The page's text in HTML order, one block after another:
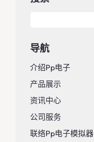
导航
介绍pp电子
产品展示
资讯中心
公司服务
联络pp电子模拟器